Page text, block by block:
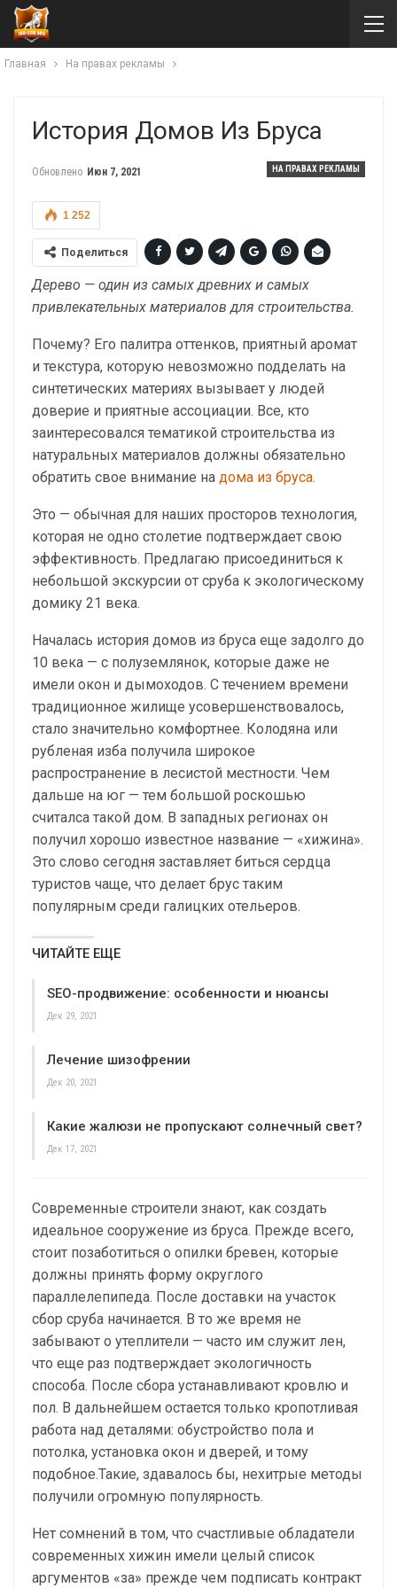
Главная На правах рекламы
История Домов Из Бруса
НА ПРАВАХ РЕКЛАМЫ
Обновлено Июн 7, 2021
1 252
Поделиться
Дерево — один из самых древних и самых
привлекательных материалов для строительства.
Почему? Его палитра оттенков, приятный аромат
и текстура, которую невозможно подделать на
синтетических материях вызывает у людей
доверие и приятные ассоциации. Все, кто
заинтересовался тематикой строительства из
натуральных материалов должны обязательно
обратить свое внимание на дома из бруса.
Это — обычная для наших просторов технология,
которая не одно столетие подтверждает свою
эффективность. Предлагаю присоединиться к
небольшой экскурсии от сруба к экологическому
домику 21 века.
Началась история домов из бруса еще задолго до
10 века — с полуземлянок, которые даже не
имели окон и дымоходов. С течением времени
традиционное жилище усовершенствовалось,
стало значительно комфортнее. Колодяна или
рубленая изба получила широкое
распространение в лесистой местности. Чем
дальше на юг — тем большой роскошью
считалса такой дом. В западных регионах он
получил хорошо известное название — «хижина».
Это слово сегодня заставляет биться сердца
туристов чаще, что делает брус таким
популярным среди галицких отельеров.
ЧИТАЙТЕ ЕЩЕ
SEO-продвижение: особенности и нюансы
Дек 29, 2021
Лечение шизофрении
Дек 20, 2021
Какие жалюзи не пропускают солнечный свет?
Дек 17, 2021
Современные строители знают, как создать
идеальное сооружение из бруса. Прежде всего,
стоит позаботиться о опилки бревен, которые
должны принять форму округлого
параллелепипеда. После доставки на участок
сбор сруба начинается. В то же время не
забывают о утеплители — часто им служит лен,
что еще раз подтверждает экологичность
способа. После сбора устанавливают кровлю и
пол. В дальнейшем остается только кропотливая
работа над деталями: обустройство пола и
потолка, установка окон и дверей, и тому
подобное.Такие, здавалось бы, нехитрые методы
получили огромную популярность.
Нет сомнений в том, что счастливые обладатели
современных хижин имели целый список
аргументов «за» прежде чем подписать контракт